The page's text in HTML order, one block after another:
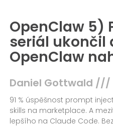
OpenClaw 5)
seriál ukončil
OpenClaw
Daniel Gottwald
91 % úspěšnost prompt
skills na marketplace. A
lepšího na Claude Code.